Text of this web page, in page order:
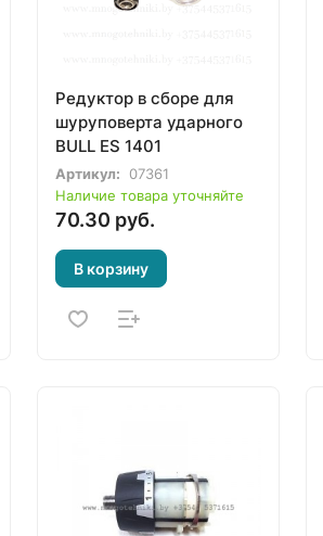
Редуктор в сборе для
шуруповерта ударного
BULL ES 1401
Артикул:
07361
Наличие товара уточняйте
70.30 руб.
В корзину